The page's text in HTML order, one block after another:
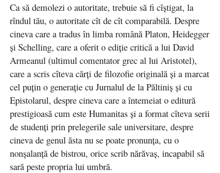
Ca să demolezi o autoritate, trebuie să fi cîştigat, la
rîndul tău, o autoritate cît de cît comparabilă. Despre
cineva care a tradus în limba română Platon, Heidegger
şi Schelling, care a oferit o ediţie critică a lui David
Armeanul (ultimul comentator grec al lui Aristotel),
care a scris cîteva cărţi de filozofie originală şi a marcat
cel puţin o generaţie cu Jurnalul de la Păltiniş şi cu
Epistolarul, despre cineva care a întemeiat o editură
prestigioasă cum este Humanitas şi a format cîteva serii
de studenţi prin prelegerile sale universitare, despre
cineva de genul ăsta nu se poate pronunţa, cu o
nonşalanţă de bistrou, orice scrib nărăvaş, incapabil să
sară peste propria lui umbră.